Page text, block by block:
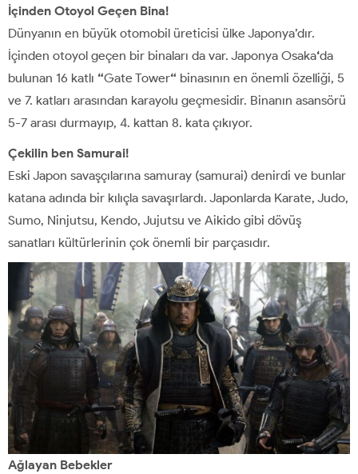
İçinden Otoyol Geçen Bina!
Dünyanın en büyük otomobil üreticisi ülke Japonya’dır.
İçinden otoyol geçen bir binaları da var. Japonya Osaka‘da
bulunan 16 katlı “Gate Tower“ binasının en önemli özelliği, 5
ve 7. katları arasından karayolu geçmesidir. Binanın asansörü
5-7 arası durmayıp, 4. kattan 8. kata çıkıyor.
Çekilin ben Samurai!
Eski Japon savaşçılarına samuray (samurai) denirdi ve bunlar
katana adında bir kılıçla savaşırlardı. Japonlarda Karate, Judo,
Sumo, Ninjutsu, Kendo, Jujutsu ve Aikido gibi dövüş
sanatları kültürlerinin çok önemli bir parçasıdır.
Ağlayan Bebekler